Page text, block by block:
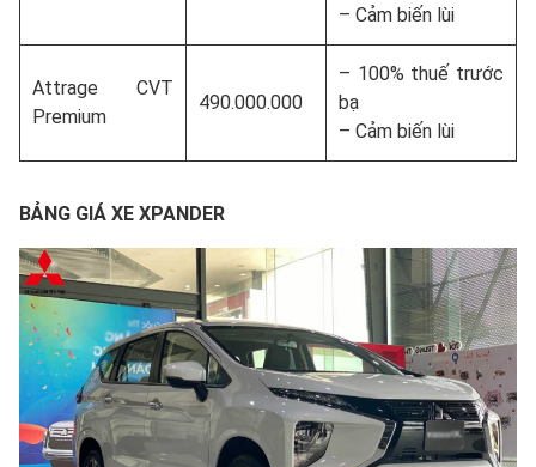
– Cảm biến lùi
Attrage CVT
Premium
490.000.000
– 100% thuế trước
bạ
– Cảm biến lùi
BẢNG GIÁ XE XPANDER